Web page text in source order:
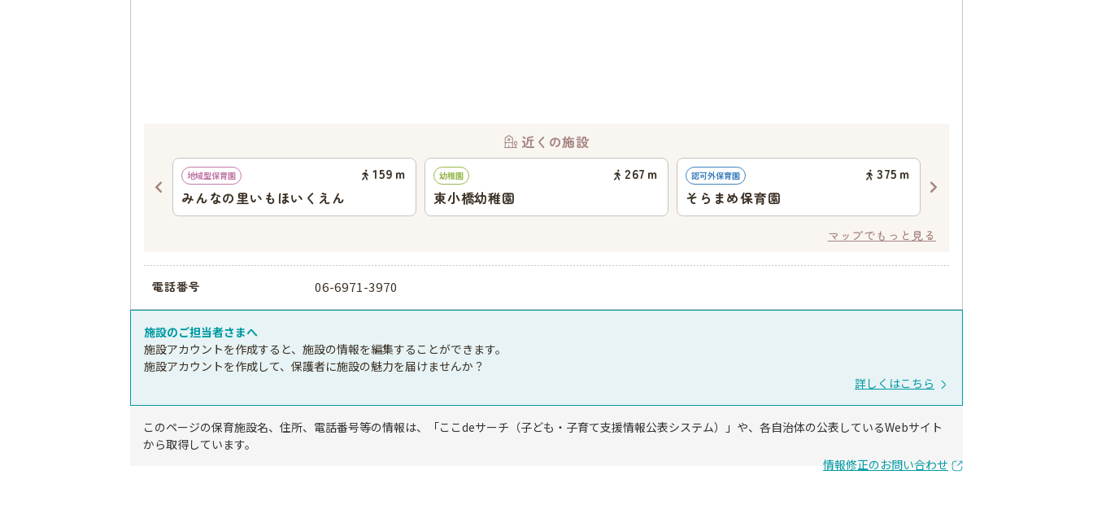
近くの施設
地域型保育園 159 ｍ
みんなの里いもほいくえん
幼稚園 267 ｍ
東小橋幼稚園
認可外保育園 375 ｍ
そらまめ保育園
マップでもっと見る
電話番号 06-6971-3970
施設のご担当者さまへ
施設アカウントを作成すると、施設の情報を編集することができます。
施設アカウントを作成して、保護者に施設の魅力を届けませんか？
詳しくはこちら
このページの保育施設名、住所、電話番号等の情報は、「ここdeサーチ（子ども・子育て支援情報公表システム）」や、各自治体の公表しているWebサイト
から取得しています。
情報修正のお問い合わせ